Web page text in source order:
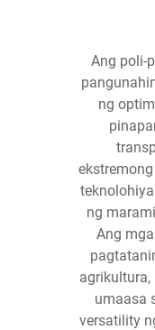
Ang poli-
ng
ng
Ang
umaasa
versatility